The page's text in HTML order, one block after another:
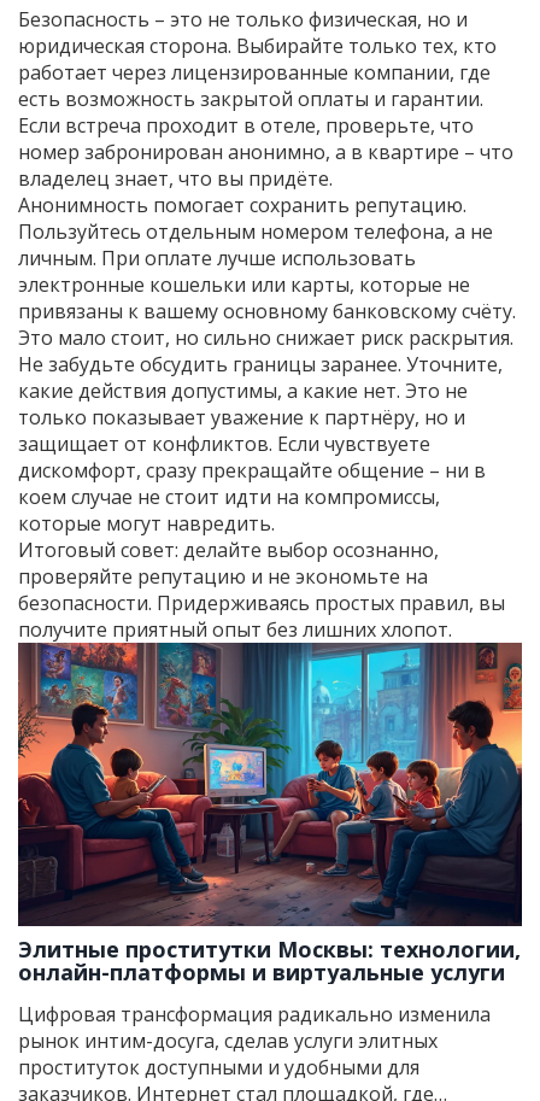
Безопасность – это не только физическая, но и
юридическая сторона. Выбирайте только тех, кто
работает через лицензированные компании, где
есть возможность закрытой оплаты и гарантии.
Если встреча проходит в отеле, проверьте, что
номер забронирован анонимно, а в квартире – что
владелец знает, что вы придёте.
Анонимность помогает сохранить репутацию.
Пользуйтесь отдельным номером телефона, а не
личным. При оплате лучше использовать
электронные кошельки или карты, которые не
привязаны к вашему основному банковскому счёту.
Это мало стоит, но сильно снижает риск раскрытия.
Не забудьте обсудить границы заранее. Уточните,
какие действия допустимы, а какие нет. Это не
только показывает уважение к партнёру, но и
защищает от конфликтов. Если чувствуете
дискомфорт, сразу прекращайте общение – ни в
коем случае не стоит идти на компромиссы,
которые могут навредить.
Итоговый совет: делайте выбор осознанно,
проверяйте репутацию и не экономьте на
безопасности. Придерживаясь простых правил, вы
получите приятный опыт без лишних хлопот.
Элитные проститутки Москвы: технологии,
онлайн-платформы и виртуальные услуги
Цифровая трансформация радикально изменила
рынок интим-досуга, сделав услуги элитных
проституток доступными и удобными для
заказчиков. Интернет стал площадкой, где